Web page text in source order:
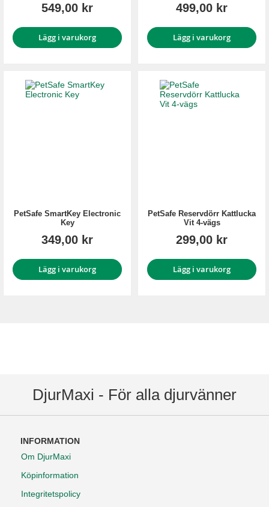
549,00 kr
Lägg i varukorg
499,00 kr
Lägg i varukorg
PetSafe SmartKey Electronic
Key
349,00 kr
Lägg i varukorg
PetSafe Reservdörr Kattlucka
Vit 4-vägs
299,00 kr
Lägg i varukorg
DjurMaxi - För alla djurvänner
INFORMATION
Om DjurMaxi
Köpinformation
Integritetspolicy